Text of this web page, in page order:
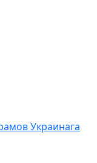
Украинага